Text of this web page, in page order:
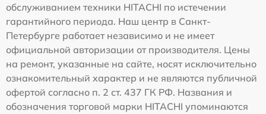
обслуживанием техники HITACHI по истечении
гарантийного периода. Наш центр в Санкт-
Петербурге работает независимо и не имеет
официальной авторизации от производителя. Цены
на ремонт, указанные на сайте, носят исключительно
ознакомительный характер и не являются публичной
офертой согласно п. 2 ст. 437 ГК РФ. Названия и
обозначения торговой марки HITACHI упоминаются